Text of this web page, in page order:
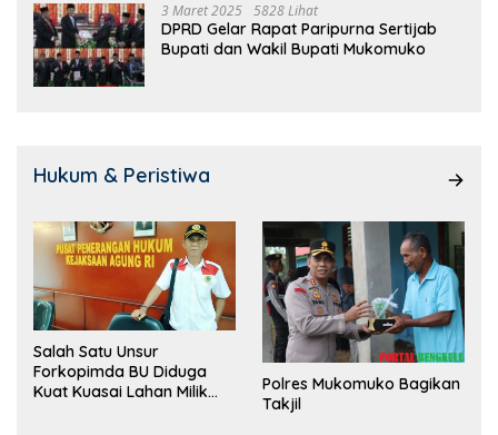
3 Maret 2025 5828 Lihat
DPRD Gelar Rapat Paripurna Sertijab
Bupati dan Wakil Bupati Mukomuko
Hukum & Peristiwa
Salah Satu Unsur
Forkopimda BU Diduga
Kuat Kuasai Lahan Milik
Polres Mukomuko Bagikan
Takjil